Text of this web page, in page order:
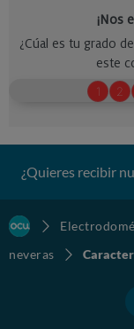
¿Quieres recibir
neveras